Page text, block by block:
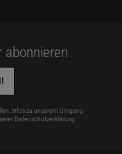
abonnieren
Infos zu unserem Umgang
Datenschutzerklärung